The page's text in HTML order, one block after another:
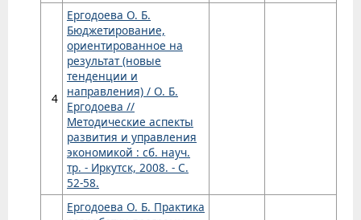
4
Ергодоева О. Б.
Бюджетирование,
ориентированное на
результат (новые
тенденции и
направления) / О. Б.
Ергодоева //
Методические аспекты
развития и управления
экономикой : сб. науч.
тр. - Иркутск, 2008. - С.
52-58.
Ергодоева О. Б. Практика